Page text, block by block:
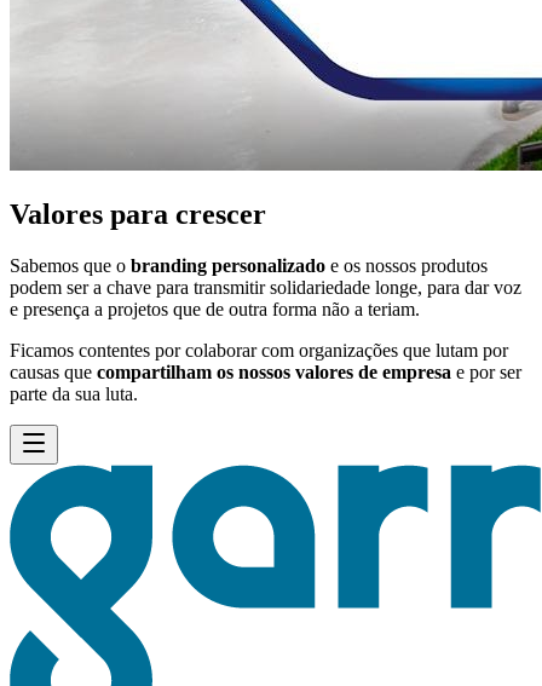
Valores para crescer
Sabemos que o branding personalizado e os nossos produtos
podem ser a chave para transmitir solidariedade longe, para dar voz
e presença a projetos que de outra forma não a teriam.
Ficamos contentes por colaborar com organizações que lutam por
causas que compartilham os nossos valores de empresa e por ser
parte da sua luta.